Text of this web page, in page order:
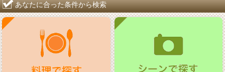
あなたに合った条件から検索